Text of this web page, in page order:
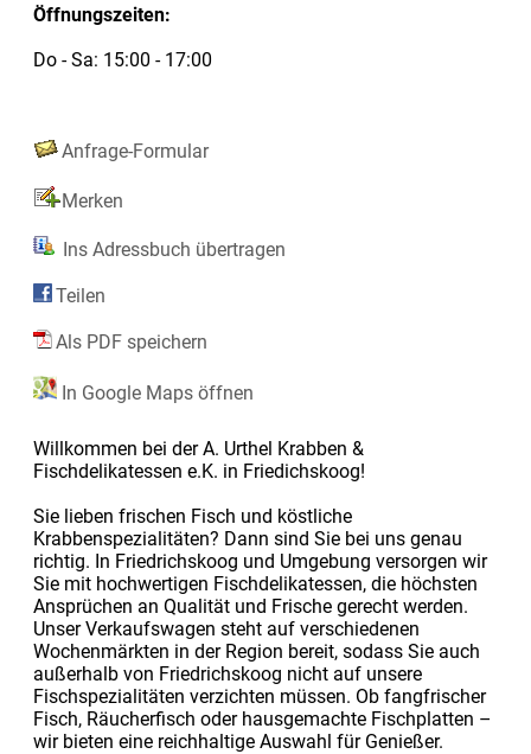
Öffnungszeiten:
Do - Sa: 15:00 - 17:00
Anfrage-Formular
Merken
Ins Adressbuch übertragen
Teilen
Als PDF speichern
In Google Maps öffnen
Willkommen bei der A. Urthel Krabben &
Fischdelikatessen e.K. in Friedichskoog!
Sie lieben frischen Fisch und köstliche
Krabbenspezialitäten? Dann sind Sie bei uns genau
richtig. In Friedrichskoog und Umgebung versorgen wir
Sie mit hochwertigen Fischdelikatessen, die höchsten
Ansprüchen an Qualität und Frische gerecht werden.
Unser Verkaufswagen steht auf verschiedenen
Wochenmärkten in der Region bereit, sodass Sie auch
außerhalb von Friedrichskoog nicht auf unsere
Fischspezialitäten verzichten müssen. Ob fangfrischer
Fisch, Räucherfisch oder hausgemachte Fischplatten –
wir bieten eine reichhaltige Auswahl für Genießer.